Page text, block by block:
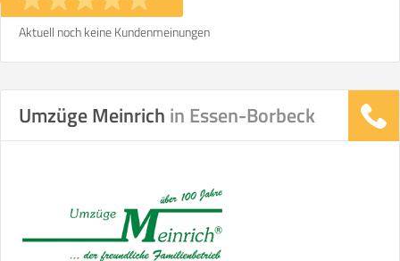
Aktuell noch keine Kundenmeinungen
Umzüge Meinrich in Essen-Borbeck